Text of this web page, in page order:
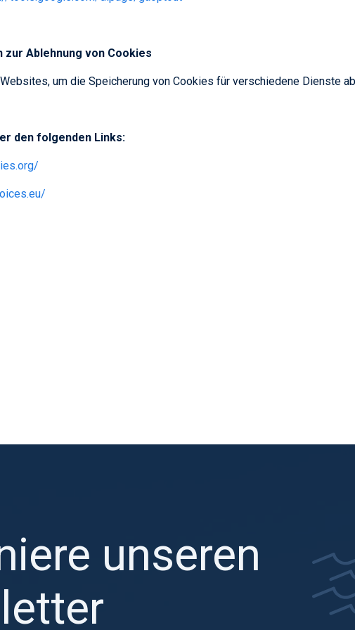
Ablehnung von Cookies
um die Speicherung von Cookies für verschiedene Dienste
den folgenden Links:
unseren